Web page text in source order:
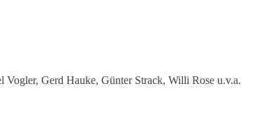
Gerd Hauke, Günter Strack, Willi Rose u.v.a.